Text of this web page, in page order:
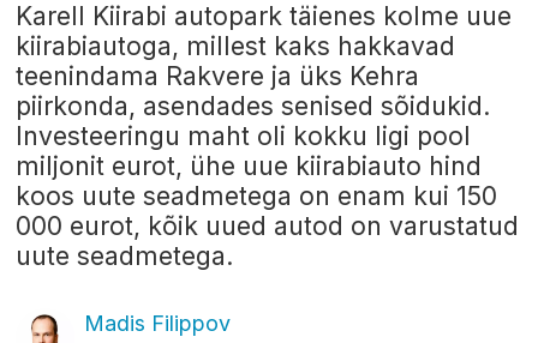
Karell Kiirabi autopark täienes kolme uue
kiirabiautoga, millest kaks hakkavad
teenindama Rakvere ja üks Kehra
piirkonda, asendades senised sõidukid.
Investeeringu maht oli kokku ligi pool
miljonit eurot, ühe uue kiirabiauto hind
koos uute seadmetega on enam kui 150
000 eurot, kõik uued autod on varustatud
uute seadmetega.
Madis Filippov